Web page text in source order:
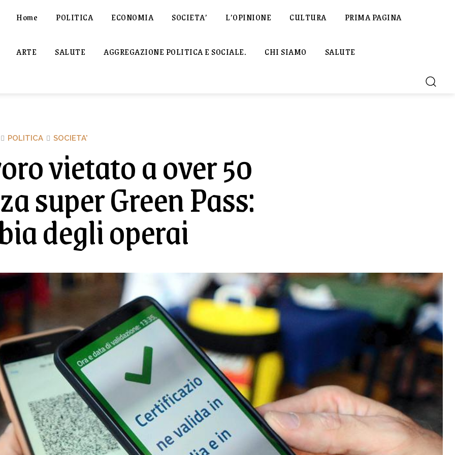
Home POLITICA ECONOMIA SOCIETA’ L’OPINIONE CULTURA PRIMA PAGINA
ARTE SALUTE AGGREGAZIONE POLITICA E SOCIALE. CHI SIAMO SALUTE
POLITICA SOCIETA'
vietato a over 50
super Green Pass:
degli operai